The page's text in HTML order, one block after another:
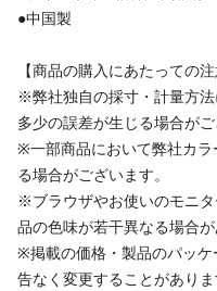
●中国製
【商品の購入にあたっての注
※弊社独自の採寸・計量方法
多少の誤差が生じる場合がご
※一部商品において弊社カ
る場合がございます。
※ブラウザやお使いのモニ
品の色味が若干異なる場合が
※掲載の価格・製品のパッ
告なく変更することがあり